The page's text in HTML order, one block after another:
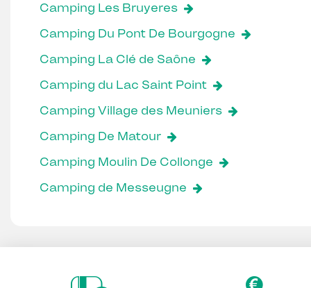
Camping Les Bruyeres
Camping Du Pont De Bourgogne
Camping La Clé de Saône
Camping du Lac Saint Point
Camping Village des Meuniers
Camping De Matour
Camping Moulin De Collonge
Camping de Messeugne